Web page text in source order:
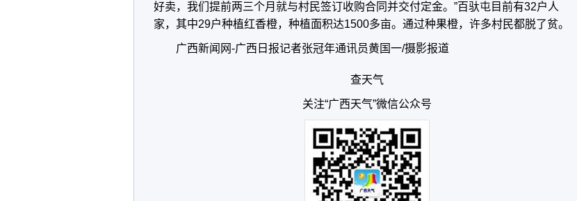
好卖，我们提前两三个月就与村民签订收购合同并交付定金。”百驮屯目前有32户人
家，其中29户种植红香橙，种植面积达1500多亩。通过种果橙，许多村民都脱了贫。
广西新闻网-广西日报记者张冠年通讯员黄国一/摄影报道
查天气
关注“广西天气”微信公众号